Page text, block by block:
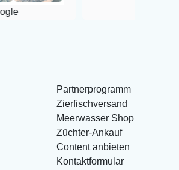
Partnerprogramm
Zierfischversand
Meerwasser Shop
Züchter-Ankauf
Content anbieten
Kontaktformular